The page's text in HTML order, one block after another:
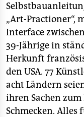
„Art-Practioner“,
Interface
39-Jährige in
Herkunft
den USA. 77
acht Ländern
ihren Sachen zum
Schmecken. Alles